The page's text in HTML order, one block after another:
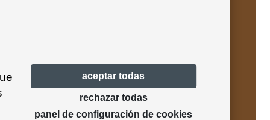
aceptar todas
rechazar todas
panel de configuración de cookies